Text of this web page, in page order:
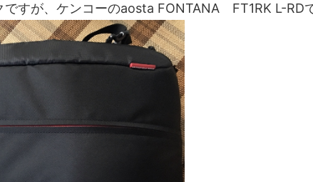
すが、ケンコーのaosta FONTANA FT1RK L-RDで